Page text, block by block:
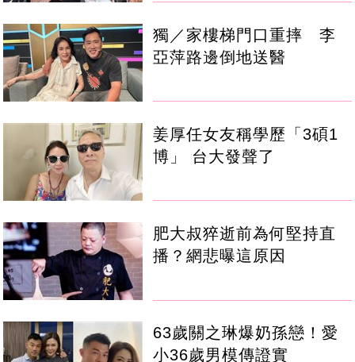
獨／家樓梯門口重摔 李
亞萍路邊倒地送醫
姜厚任女友稱學歷「3碩1
博」 台大發聲了
肥大叔猝逝前為何堅持直
播？網悲曝這原因
63歲關之琳爆奶孫戀！愛
小36歲男模傳證實